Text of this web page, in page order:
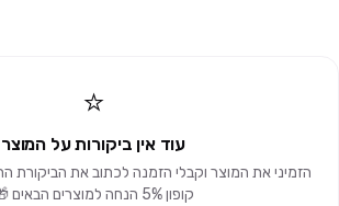
⭐
עוד אין ביקורות על המוצר
הזמיני את המוצר וקבלי הזמנה לכתוב את הביקורת
קופון 5% הנחה למוצרים הבאים 🎁